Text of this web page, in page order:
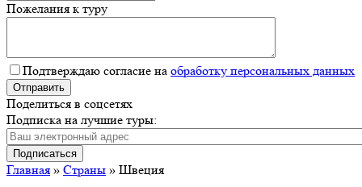
Пожелания к туру
Подтверждаю согласие на обработку персональных данных
Поделиться в соцсетях
Подписка на лучшие туры:
Главная » Страны » Швеция